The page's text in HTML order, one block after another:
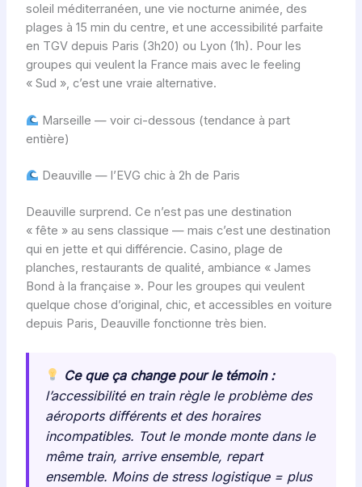
soleil méditerranéen, une vie nocturne animée, des
plages à 15 min du centre, et une accessibilité parfaite
en TGV depuis Paris (3h20) ou Lyon (1h). Pour les
groupes qui veulent la France mais avec le feeling
« Sud », c’est une vraie alternative.
Marseille — voir ci-dessous (tendance à part
entière)
Deauville — l’EVG chic à 2h de Paris
Deauville surprend. Ce n’est pas une destination
« fête » au sens classique — mais c’est une destination
qui en jette et qui différencie. Casino, plage de
planches, restaurants de qualité, ambiance « James
Bond à la française ». Pour les groupes qui veulent
quelque chose d’original, chic, et accessibles en voiture
depuis Paris, Deauville fonctionne très bien.
Ce que ça change pour le témoin :
l’accessibilité en train règle le problème des
aéroports différents et des horaires
incompatibles. Tout le monde monte dans le
même train, arrive ensemble, repart
ensemble. Moins de stress logistique = plus